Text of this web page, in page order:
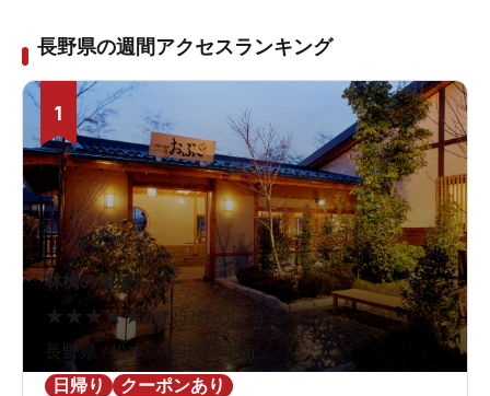
長野県の週間アクセスランキング
1
林檎の湯屋おぶ～
★ ★ ★★★4.7252件の口コミ
長野県 / 松本 / 平田駅1.9km
日帰り
クーポンあり